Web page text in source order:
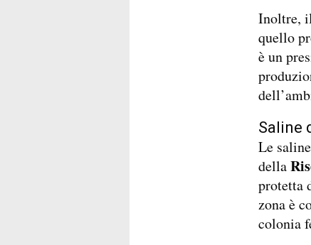
Inoltre,
quello
è un
Saline
Le
della
protetta
zona è
colonia